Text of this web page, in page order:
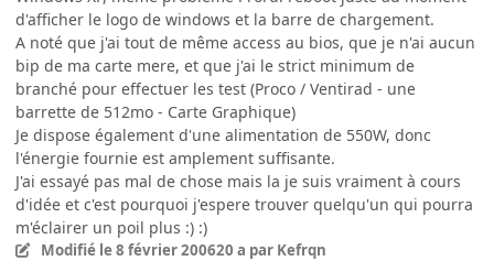
d'afficher le logo de windows et la barre de chargement.
A noté que j'ai tout de même access au bios, que je n'ai aucun
bip de ma carte mere, et que j'ai le strict minimum de
branché pour effectuer les test (Proco / Ventirad - une
barrette de 512mo - Carte Graphique)
Je dispose également d'une alimentation de 550W, donc
l'énergie fournie est amplement suffisante.
J'ai essayé pas mal de chose mais la je suis vraiment à cours
d'idée et c'est pourquoi j'espere trouver quelqu'un qui pourra
m'éclairer un poil plus :) :)
Modifié le 8 février 200620 a par Kefrqn